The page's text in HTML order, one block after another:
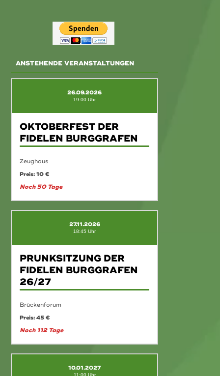
ANSTEHENDE VERANSTALTUNGEN
26.09.2026
19:00 Uhr
OKTOBERFEST DER
FIDELEN BURGGRAFEN
Zeughaus
Preis: 10 €
Noch 50 Tage
27.11.2026
18:45 Uhr
PRUNKSITZUNG DER
FIDELEN BURGGRAFEN
26/27
Brückenforum
Preis: 45 €
Noch 112 Tage
10.01.2027
11:00 Uhr